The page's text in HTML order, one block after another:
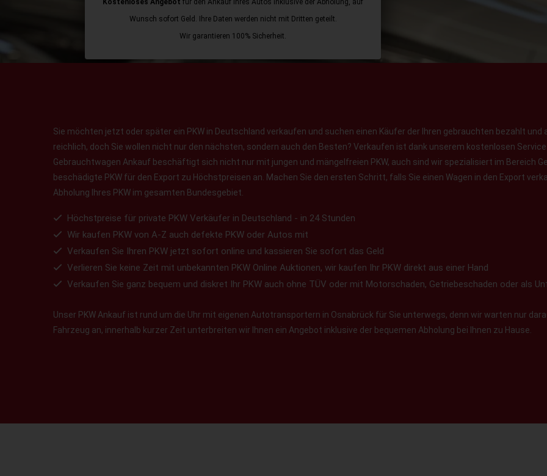
Wunsch sofort Geld. Ihre Daten werden nicht mit Dritten geteilt.
Wir garantieren 100% Sicherheit.
Sie möchten jetzt oder später ein PKW in Deutschland verkaufen und suchen einen Käufer der Ihren gebrauchten bezahlt
reichlich, doch Sie wollen nicht nur den nächsten, sondern auch den Besten? Verkaufen ist dank unserem kostenlosen
Gebrauchtwagen Ankauf beschäftigt sich nicht nur mit jungen und mängelfreien PKW, auch sind wir spezialisiert im Bereich
beschädigte PKW für den Export zu Höchstpreisen an. Machen Sie den ersten Schritt, falls Sie einen Wagen in den Export
Abholung Ihres PKW im gesamten Bundesgebiet.
Höchstpreise für private PKW Verkäufer in Deutschland - in 24 Stunden
Wir kaufen PKW von A-Z auch defekte PKW oder Autos mit
Verkaufen Sie Ihren PKW jetzt sofort online und kassieren Sie sofort das Geld
Verlieren Sie keine Zeit mit unbekannten PKW Online Auktionen, wir kaufen Ihr PKW direkt aus einer Hand
Verkaufen Sie ganz bequem und diskret Ihr PKW auch ohne TÜV oder mit Motorschaden, Getriebeschaden oder als
Unser PKW Ankauf ist rund um die Uhr mit eigenen Autotransportern in Osnabrück für Sie unterwegs, denn wir warten nur
Fahrzeug an, innerhalb kurzer Zeit unterbreiten wir Ihnen ein Angebot inklusive der bequemen Abholung bei Ihnen zu Hause.